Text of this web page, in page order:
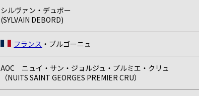
シルヴァン・デュボー
(SYLVAIN DEBORD)
フランス ・ブルゴーニュ
AOC ニュイ・サン・ジョルジュ・プルミエ・クリュ
（NUITS SAINT GEORGES PREMIER CRU）